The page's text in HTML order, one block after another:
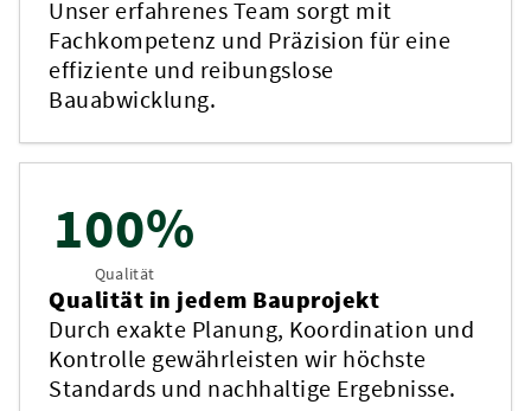
Unser erfahrenes Team sorgt mit
Fachkompetenz und Präzision für eine
effiziente und reibungslose
Bauabwicklung.
100%
Qualität
Qualität in jedem Bauprojekt
Durch exakte Planung, Koordination und
Kontrolle gewährleisten wir höchste
Standards und nachhaltige Ergebnisse.